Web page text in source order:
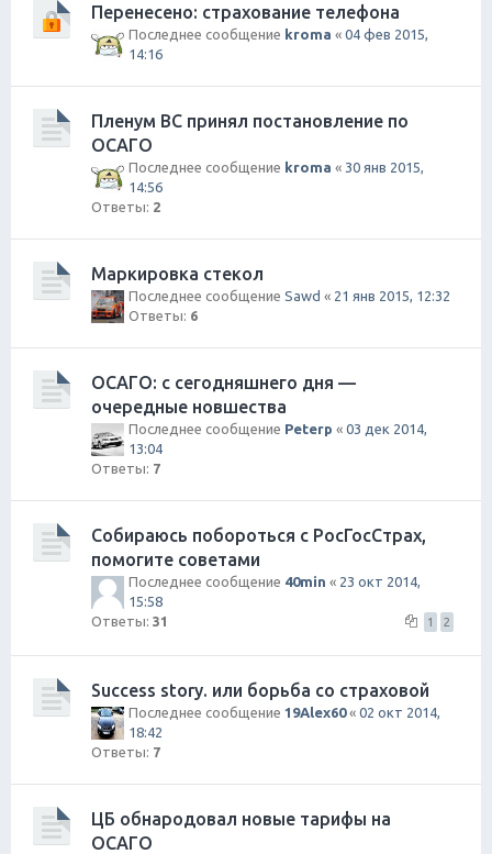
Перенесено: страхование телефона
Последнее сообщение kroma « 04 фев 2015,
14:16
Пленум ВС принял постановление по
ОСАГО
Последнее сообщение kroma « 30 янв 2015,
14:56
Ответы: 2
Маркировка стекол
Последнее сообщение Sawd « 21 янв 2015, 12:32
Ответы: 6
ОСАГО: с сегодняшнего дня —
очередные новшества
Последнее сообщение Peterp « 03 дек 2014,
13:04
Ответы: 7
Собираюсь побороться с РосГосСтрах,
помогите советами
Последнее сообщение 40min « 23 окт 2014,
15:58
Ответы: 31 1 2
Success story. или борьба со страховой
Последнее сообщение 19Alex60« 02 окт 2014,
18:42
Ответы: 7
ЦБ обнародовал новые тарифы на
ОСАГО